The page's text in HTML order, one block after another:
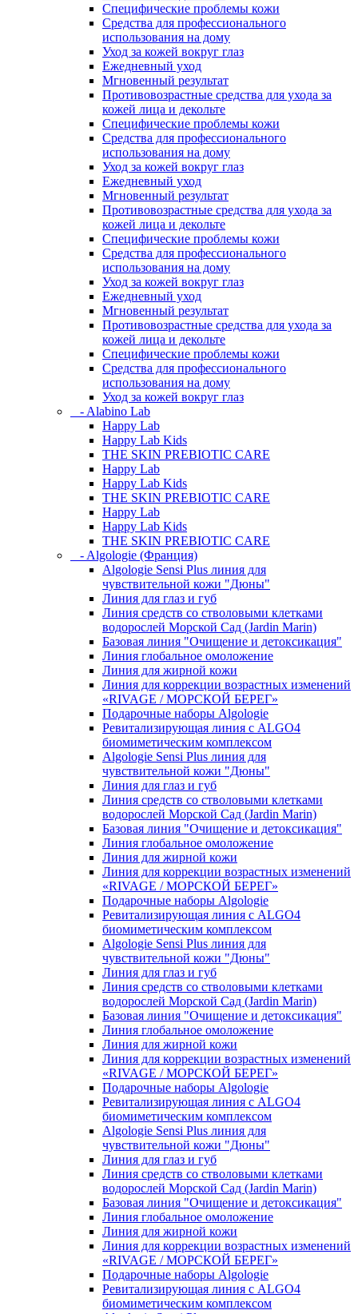
Специфические проблемы кожи
Средства для профессионального
использования на дому
Уход за кожей вокруг глаз
Ежедневный уход
Мгновенный результат
Противовозрастные средства для ухода за
кожей лица и декольте
Специфические проблемы кожи
Средства для профессионального
использования на дому
Уход за кожей вокруг глаз
Ежедневный уход
Мгновенный результат
Противовозрастные средства для ухода за
кожей лица и декольте
Специфические проблемы кожи
Средства для профессионального
использования на дому
Уход за кожей вокруг глаз
Ежедневный уход
Мгновенный результат
Противовозрастные средства для ухода за
кожей лица и декольте
Специфические проблемы кожи
Средства для профессионального
использования на дому
Уход за кожей вокруг глаз
- Alabino Lab
Happy Lab
Happy Lab Kids
THE SKIN PREBIOTIC CARE
Happy Lab
Happy Lab Kids
THE SKIN PREBIOTIC CARE
Happy Lab
Happy Lab Kids
THE SKIN PREBIOTIC CARE
- Algologie (Франция)
Algologie Sensi Plus линия для
чувcтвительной кожи "Дюны"
Линия для глаз и губ
Линия средств со стволовыми клетками
водорослей Морской Сад (Jardin Marin)
Базовая линия "Очищение и детоксикация"
Линия глобальное омоложение
Линия для жирной кожи
Линия для коррекции возрастных изменений
«RIVAGE / МОРСКОЙ БЕРЕГ»
Подарочные наборы Algologie
Ревитализирующая линия с ALGO4
биомиметическим комплексом
Algologie Sensi Plus линия для
чувcтвительной кожи "Дюны"
Линия для глаз и губ
Линия средств со стволовыми клетками
водорослей Морской Сад (Jardin Marin)
Базовая линия "Очищение и детоксикация"
Линия глобальное омоложение
Линия для жирной кожи
Линия для коррекции возрастных изменений
«RIVAGE / МОРСКОЙ БЕРЕГ»
Подарочные наборы Algologie
Ревитализирующая линия с ALGO4
биомиметическим комплексом
Algologie Sensi Plus линия для
чувcтвительной кожи "Дюны"
Линия для глаз и губ
Линия средств со стволовыми клетками
водорослей Морской Сад (Jardin Marin)
Базовая линия "Очищение и детоксикация"
Линия глобальное омоложение
Линия для жирной кожи
Линия для коррекции возрастных изменений
«RIVAGE / МОРСКОЙ БЕРЕГ»
Подарочные наборы Algologie
Ревитализирующая линия с ALGO4
биомиметическим комплексом
Algologie Sensi Plus линия для
чувcтвительной кожи "Дюны"
Линия для глаз и губ
Линия средств со стволовыми клетками
водорослей Морской Сад (Jardin Marin)
Базовая линия "Очищение и детоксикация"
Линия глобальное омоложение
Линия для жирной кожи
Линия для коррекции возрастных изменений
«RIVAGE / МОРСКОЙ БЕРЕГ»
Подарочные наборы Algologie
Ревитализирующая линия с ALGO4
биомиметическим комплексом